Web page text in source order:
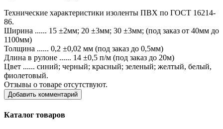
Технические характеристики изоленты ПВХ по ГОСТ 16214-
86.
Ширина ...... 15 ±2мм; 20 ±3мм; 30 ±3мм; (под заказ от 40мм до
1100мм)
Толщина ...... 0,2 ±0,02 мм (под заказ до 0,5мм)
Длина в рулоне ...... 14 ±0,5 п/м (под заказ до 20м)
Цвет ...... синий; черный; красный; зеленый; желтый, белый,
фиолетовый.
Отзывы о товаре отсутствуют.
Добавить комментарий
Каталог товаров